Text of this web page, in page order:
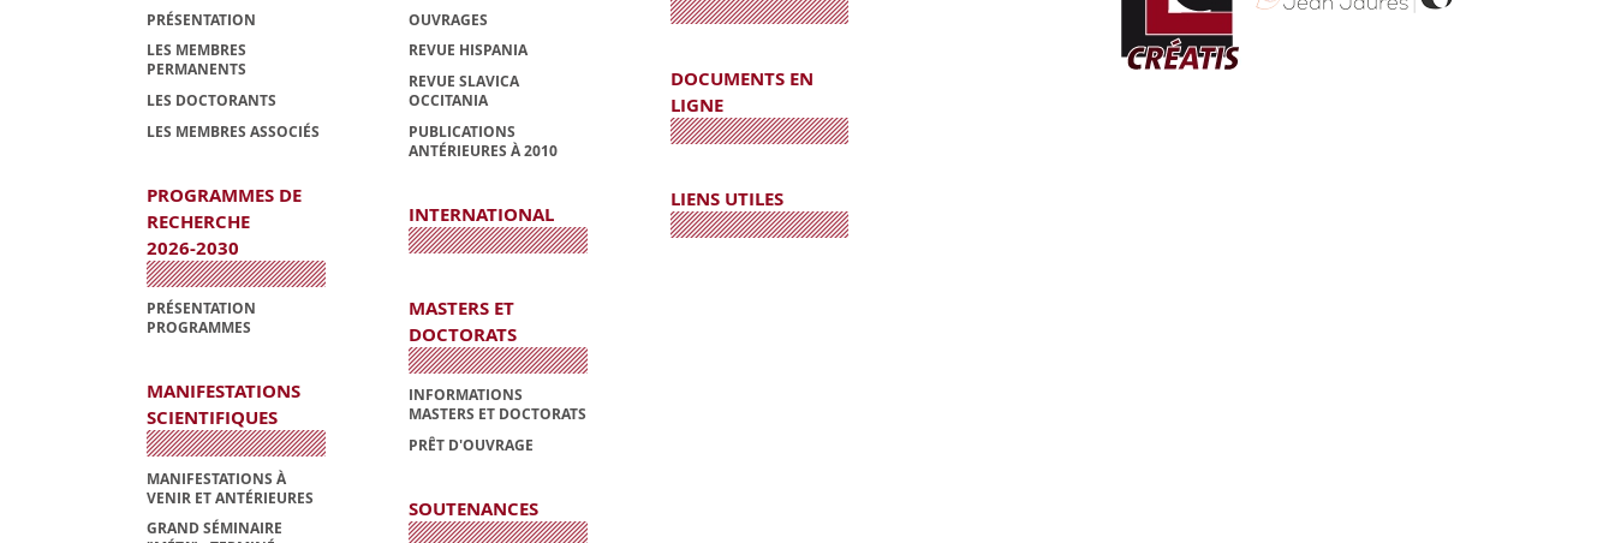
PRÉSENTATION
LES MEMBRES
PERMANENTS
LES DOCTORANTS
LES MEMBRES ASSOCIÉS
PROGRAMMES DE
RECHERCHE
2026-2030
PRÉSENTATION
PROGRAMMES
MANIFESTATIONS
SCIENTIFIQUES
MANIFESTATIONS À
VENIR ET ANTÉRIEURES
GRAND SÉMINAIRE
OUVRAGES
REVUE HISPANIA
REVUE SLAVICA
OCCITANIA
PUBLICATIONS
ANTÉRIEURES À 2010
INTERNATIONAL
MASTERS ET
DOCTORATS
INFORMATIONS
MASTERS ET DOCTORATS
PRÊT D'OUVRAGE
SOUTENANCES
DOCUMENTS EN
LIGNE
LIENS UTILES